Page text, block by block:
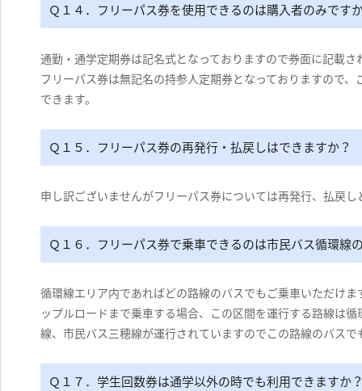
Ｑ１４．フリーパス券を使用できるのは購入者のみです
通勤・通学定期券は記名式となっておりますので券面に記載
フリーパス券は無記名の持参人定期券となっておりますので
できます。
Ｑ１５．フリーパス券の再発行・払戻しはできますか？
申し訳ございませんがフリーパス券については再発行、払戻
Ｑ１６．フリーパス券で乗車できるのは市民バス循環線
循環線エリア内であればどの路線のバスでもご乗車いただけ
ップルロードまで乗車する場合、この区間を運行する路線は
線、市民バス三穂線が運行されていますのでこの路線のバス
Ｑ１７．学生回数券は通学以外の時でも利用できますか